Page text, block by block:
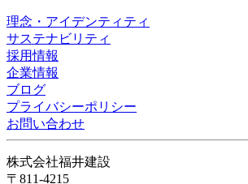
理念・アイデンティティ
サステナビリティ
採用情報
企業情報
ブログ
プライバシーポリシー
お問い合わせ
株式会社福井建設
〒811-4215